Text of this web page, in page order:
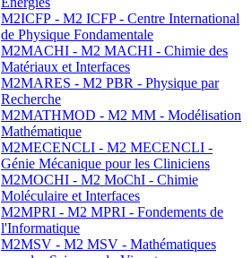
M2ICFP - M2 ICFP - Centre International
de Physique Fondamentale
M2MACHI - M2 MACHI - Chimie des
Matériaux et Interfaces
M2MARES - M2 PBR - Physique par
Recherche
M2MATHMOD - M2 MM - Modélisation
Mathématique
M2MECENCLI - M2 MECENCLI -
Génie Mécanique pour les Cliniciens
M2MOCHI - M2 MoChI - Chimie
Moléculaire et Interfaces
M2MPRI - M2 MPRI - Fondements de
l'Informatique
M2MSV - M2 MSV - Mathématiques